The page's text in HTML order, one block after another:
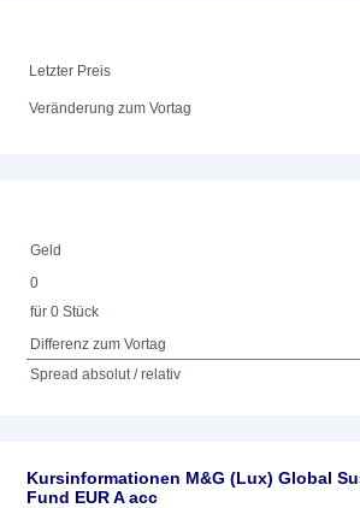
Letzter Preis
Veränderung zum Vortag
Geld
0
für 0 Stück
Differenz zum Vortag
Spread absolut / relativ
Kursinformationen M&G (Lux) Global
Fund EUR A acc